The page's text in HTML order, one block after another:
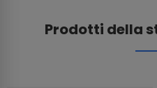
Prodotti della